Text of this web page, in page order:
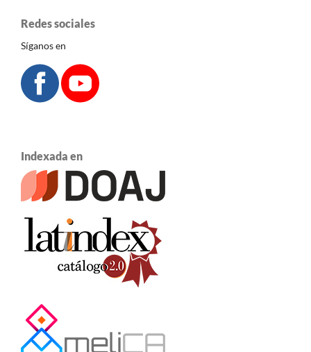
Redes sociales
Síganos en
Indexada en